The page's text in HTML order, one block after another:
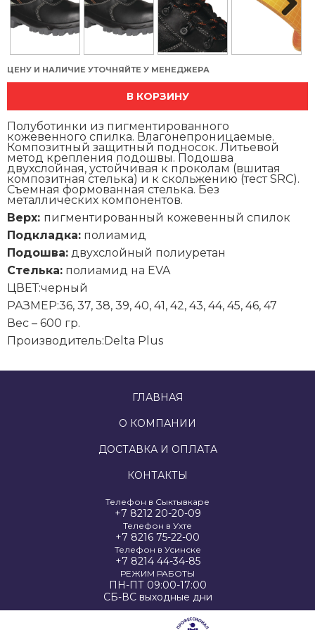
Next
ЦЕНУ И НАЛИЧИЕ УТОЧНЯЙТЕ У МЕНЕДЖЕРА
В КОРЗИНУ
Полуботинки из пигментированного
кожевенного спилка. Влагонепроницаемые.
Композитный защитный подносок. Литьевой
метод крепления подошвы. Подошва
двухслойная, устойчивая к проколам (вшитая
композитная стелька) и к скольжению (тест SRC).
Съемная формованная стелька. Без
металлических компонентов.
Верх: пигментированный кожевенный спилок
Подкладка: полиамид
Подошва: двухслойный полиуретан
Стелька: полиамид на EVA
ЦВЕТ:черный
РАЗМЕР:36, 37, 38, 39, 40, 41, 42, 43, 44, 45, 46, 47
Вес – 600 гр.
Производитель:Delta Plus
ГЛАВНАЯ
О КОМПАНИИ
ДОСТАВКА И ОПЛАТА
КОНТАКТЫ
Телефон в Сыктывкаре
+7 8212 20-20-09
Телефон в Ухте
+7 8216 75-22-00
Телефон в Усинске
+7 8214 44-34-85
РЕЖИМ РАБОТЫ
ПН-ПТ 09:00-17:00
СБ-ВС выходные дни